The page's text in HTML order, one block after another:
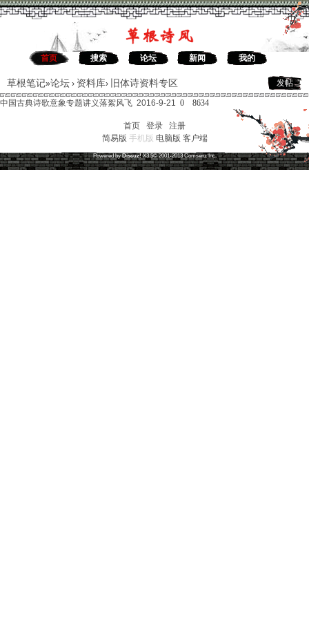
首页 搜索 论坛 新闻 我的
草根笔记»论坛 › 资料库› 旧体诗资料专区 发帖
中国古典诗歌意象专题讲义落絮风飞 2016-9-21 0 8634
首页 登录
注册
简易版 手机版 电脑版 客户端
Powered byDiscuz! X3.5© 2001-2013ComsenzInc.